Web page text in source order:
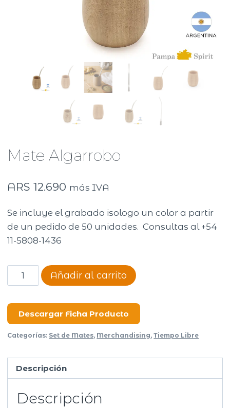
Mate Algarrobo
ARS 12.690 más IVA
Se incluye el grabado isologo un color a partir
de un pedido de 50 unidades. Consultas al +54
11-5808-1436
Mate
Algarrobo
Añadir al carrito
Descargar Ficha Producto
Categorías: Set de Mates, Merchandising,Tiempo Libre
Descripción
Descripción